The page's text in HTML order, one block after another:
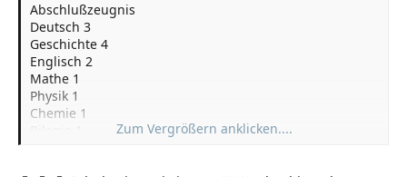
Abschlußzeugnis
Deutsch 3
Geschichte 4
Englisch 2
Mathe 1
Physik 1
Chemie 1
Zum Vergrößern anklicken....